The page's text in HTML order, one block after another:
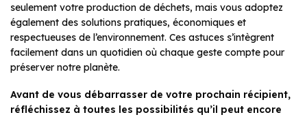
seulement votre production de déchets, mais vous adoptez
également des solutions pratiques, économiques et
respectueuses de l’environnement. Ces astuces s’intègrent
facilement dans un quotidien où chaque geste compte pour
préserver notre planète.
Avant de vous débarrasser de votre prochain récipient,
réfléchissez à toutes les possibilités qu’il peut encore